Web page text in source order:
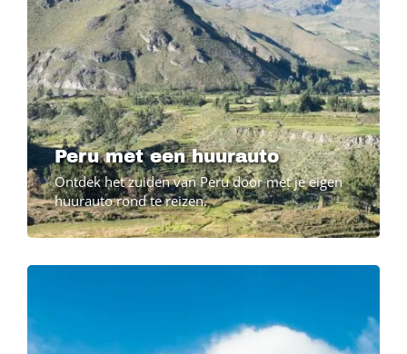
Peru met een huurauto
Ontdek het zuiden van Peru door met je eigen
huurauto rond te reizen.